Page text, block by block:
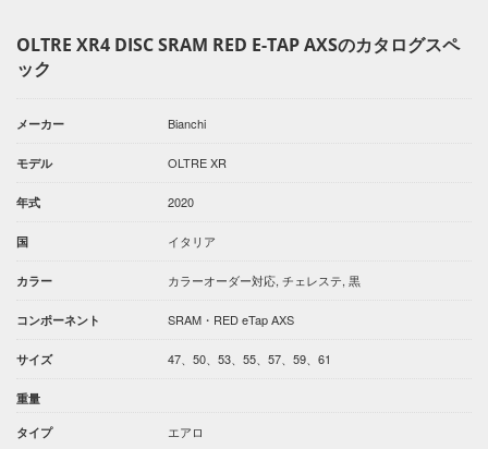
OLTRE XR4 DISC SRAM RED E-TAP AXSのカタログスペ
ック
メーカー Bianchi
モデル OLTRE XR
年式 2020
国 イタリア
カラー カラーオーダー対応, チェレステ, 黒
コンポーネント SRAM・RED eTap AXS
サイズ 47、50、53、55、57、59、61
重量
タイプ エアロ